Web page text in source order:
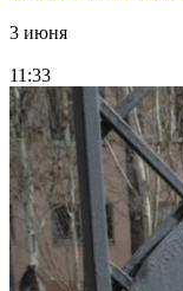
3 июня
11:33